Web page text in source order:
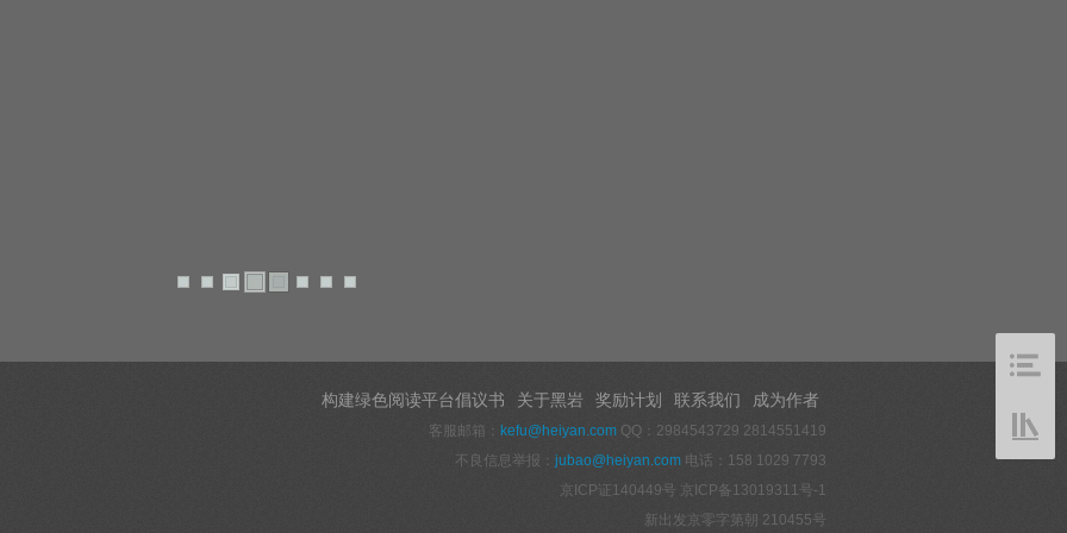
构建绿色阅读平台倡议书 关于黑岩 奖励计划 联系我们 成为作者
客服邮箱： kefu@heiyan.com QQ：2984543729 2814551419
不良信息举报： jubao@heiyan.com 电话：158 1029 7793
京ICP证140449号 京ICP备13019311号-1
新出发京零字第朝 210455号